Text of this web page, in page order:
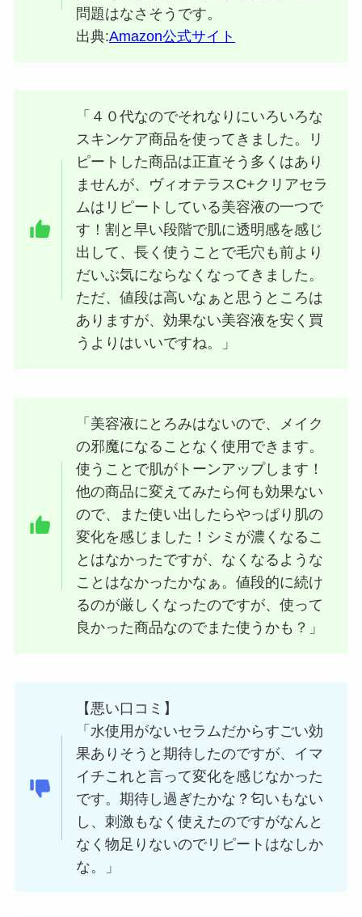
問題はなさそうです。
出典:Amazon公式サイト
「４０代なのでそれなりにいろいろな
スキンケア商品を使ってきました。リ
ピートした商品は正直そう多くはあり
ませんが、ヴィオテラスC+クリアセラ
ムはリピートしている美容液の一つで
す！割と早い段階で肌に透明感を感じ
出して、長く使うことで毛穴も前より
だいぶ気にならなくなってきました。
ただ、値段は高いなぁと思うところは
ありますが、効果ない美容液を安く買
うよりはいいですね。」
「美容液にとろみはないので、メイク
の邪魔になることなく使用できます。
使うことで肌がトーンアップします！
他の商品に変えてみたら何も効果ない
ので、また使い出したらやっぱり肌の
変化を感じました！シミが濃くなるこ
とはなかったですが、なくなるような
ことはなかったかなぁ。値段的に続け
るのが厳しくなったのですが、使って
良かった商品なのでまた使うかも？」
【悪い口コミ】
「水使用がないセラムだからすごい効
果ありそうと期待したのですが、イマ
イチこれと言って変化を感じなかった
です。期待し過ぎたかな？匂いもない
し、刺激もなく使えたのですがなんと
なく物足りないのでリピートはなしか
な。」